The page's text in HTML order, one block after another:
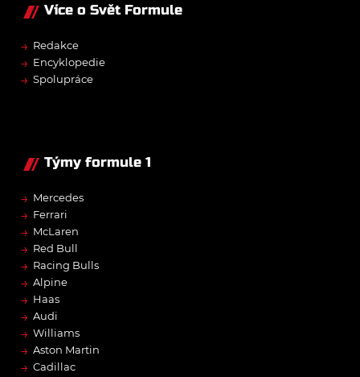
Více o Svět Formule
→ Redakce
→ Encyklopedie
→ Spolupráce
Týmy formule 1
→ Mercedes
→ Ferrari
→ McLaren
→ Red Bull
→ Racing Bulls
→ Alpine
→ Haas
→ Audi
→ Williams
→ Aston Martin
→ Cadillac